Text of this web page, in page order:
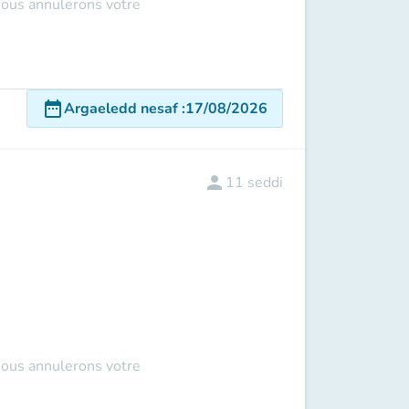
annulerons votre
date_rangeArgaeledd nesaf:17/08/2026
annulerons votre
person 11 seddi